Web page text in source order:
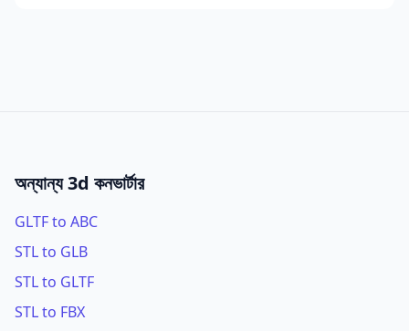
অন্যান্য 3d কনভার্টার
GLTF to ABC
STL to GLB
STL to GLTF
STL to FBX